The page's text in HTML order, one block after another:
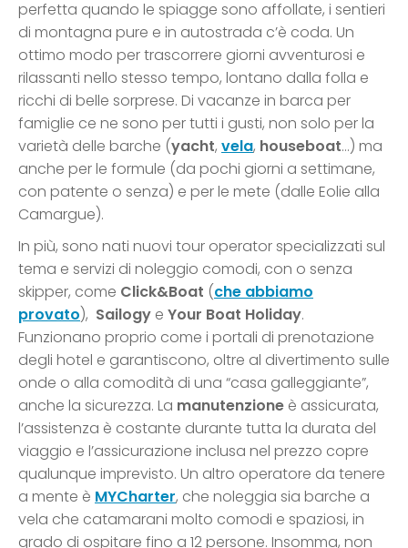
perfetta quando le spiagge sono affollate, i sentieri
di montagna pure e in autostrada c’è coda. Un
ottimo modo per trascorrere giorni avventurosi e
rilassanti nello stesso tempo, lontano dalla folla e
ricchi di belle sorprese. Di vacanze in barca per
famiglie ce ne sono per tutti i gusti, non solo per la
varietà delle barche (yacht, vela, houseboat…) ma
anche per le formule (da pochi giorni a settimane,
con patente o senza) e per le mete (dalle Eolie alla
Camargue).
In più, sono nati nuovi tour operator specializzati sul
tema e servizi di noleggio comodi, con o senza
skipper, come Click&Boat (che abbiamo
provato), Sailogy e Your Boat Holiday.
Funzionano proprio come i portali di prenotazione
degli hotel e garantiscono, oltre al divertimento sulle
onde o alla comodità di una “casa galleggiante”,
anche la sicurezza. La manutenzione è assicurata,
l’assistenza è costante durante tutta la durata del
viaggio e l’assicurazione inclusa nel prezzo copre
qualunque imprevisto. Un altro operatore da tenere
a mente è MYCharter, che noleggia sia barche a
vela che catamarani molto comodi e spaziosi, in
grado di ospitare fino a 12 persone. Insomma, non